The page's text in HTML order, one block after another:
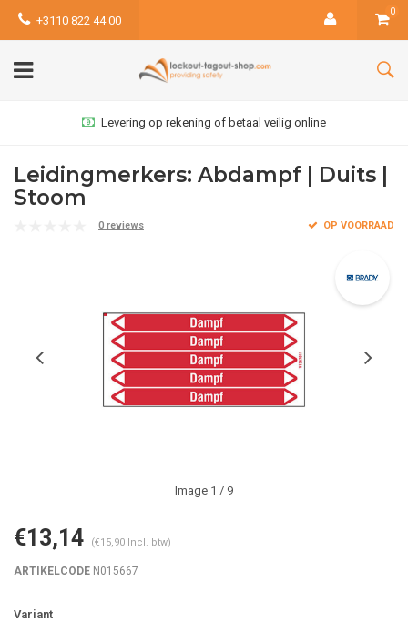
+3110 822 44 00
0
Levering op rekening of betaal veilig online
Leidingmerkers: Abdampf | Duits |
Stoom
0 reviews OP VOORRAAD
Image 1 / 9
€13,14 (€15,90 Incl. btw)
ARTIKELCODE N015667
Variant